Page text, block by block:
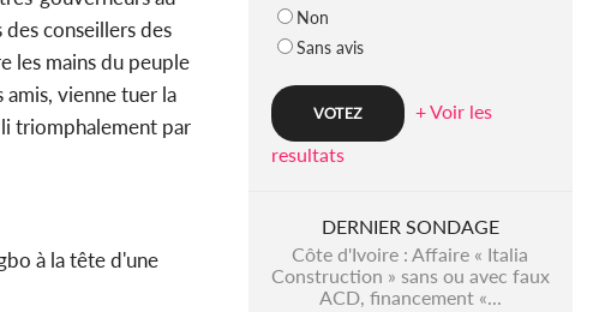
conseillers des
les mains du peuple
vienne tuer la
triomphalement par
à la tête d'une
Non
Sans avis
+ Voir les
resultats
DERNIER SONDAGE
Côte d'Ivoire : Affaire « Italia
Construction » sans ou avec faux
ACD, financement «...